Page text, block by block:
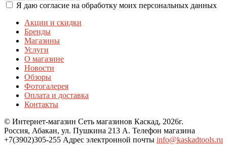
Я даю согласие на обработку моих персональных данных
Акции и скидки
Бренды
Магазины
Услуги
О магазине
Новости
Обзоры
Фотогалерея
Оплата и доставка
Контакты
© Интернет-магазин Сеть магазинов Каскад, 2026г.
Россия, Абакан, ул. Пушкина 213 А. Телефон магазина
+7(3902)305-255 Адрес электронной почты info@kaskadtools.ru